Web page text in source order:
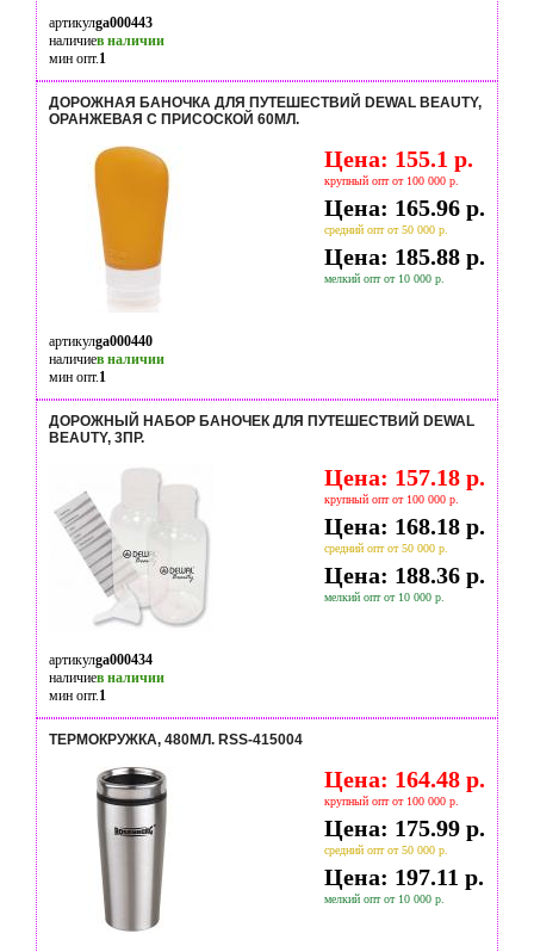
артикулga000443
наличиев наличии
мин опт.1
ДОРОЖНАЯ БАНОЧКА ДЛЯ ПУТЕШЕСТВИЙ DEWAL BEAUTY,
ОРАНЖЕВАЯ С ПРИСОСКОЙ 60МЛ.
Цена: 155.1 р.
крупный опт от 100 000 р.
Цена: 165.96 р.
средний опт от 50 000 р.
Цена: 185.88 р.
мелкий опт от 10 000 р.
артикулga000440
наличиев наличии
мин опт.1
ДОРОЖНЫЙ НАБОР БАНОЧЕК ДЛЯ ПУТЕШЕСТВИЙ DEWAL
BEAUTY, 3ПР.
Цена: 157.18 р.
крупный опт от 100 000 р.
Цена: 168.18 р.
средний опт от 50 000 р.
Цена: 188.36 р.
мелкий опт от 10 000 р.
артикулga000434
наличиев наличии
мин опт.1
ТЕРМОКРУЖКА, 480МЛ. RSS-415004
Цена: 164.48 р.
крупный опт от 100 000 р.
Цена: 175.99 р.
средний опт от 50 000 р.
Цена: 197.11 р.
мелкий опт от 10 000 р.